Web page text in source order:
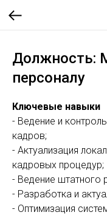
Должность:
персоналу
Ключевые навыки
- Ведение и
кадров;
- Актуализация
кадровых процедур;
- Ведение штатного
- Разработка и
- Оптимизация